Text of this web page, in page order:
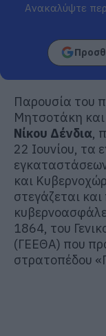
Ανακαλύψτε
Παρουσία του
Μητσοτάκη και
Νίκου Δένδια,
22 Ιουνίου, τα
και
στεγάζεται
1864, του
(ΓΕΕΘΑ) που
στρατοπέδου